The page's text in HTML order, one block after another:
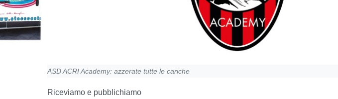
ASD ACRI Academy: azzerate tutte le cariche
Riceviamo e pubblichiamo